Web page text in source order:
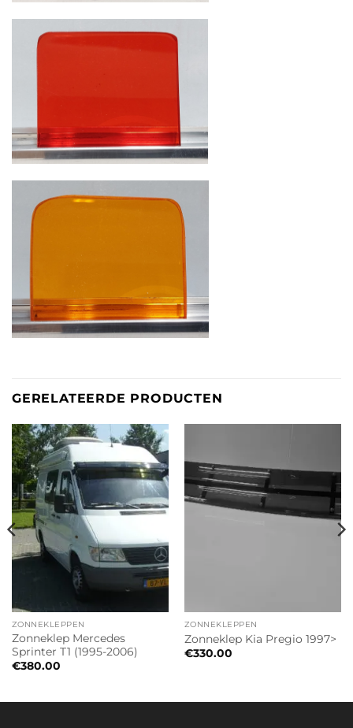
GERELATEERDE PRODUCTEN
ZONNEKLEPPEN
Zonneklep Mercedes
Sprinter T1 (1995-2006)
€380.00
ZONNEKLEPPEN
Zonneklep Kia Pregio 1997>
€330.00